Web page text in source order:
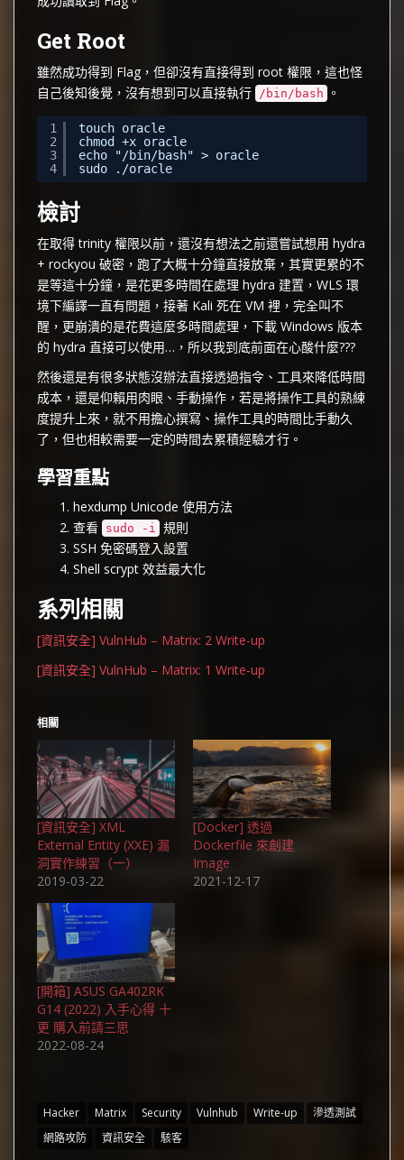
Get Root
雖然成功得到 Flag，但卻沒有直接得到 root 權限，這也怪
自己後知後覺，沒有想到可以直接執行 /bin/bash 。
1
2
3
4
touch oracle
chmod +x oracle
echo "/bin/bash" > oracle
sudo ./oracle
檢討
在取得 trinity 權限以前，還沒有想法之前還嘗試想用 hydra
+ rockyou 破密，跑了大概十分鐘直接放棄，其實更累的不
是等這十分鐘，是花更多時間在處理 hydra 建置，WLS 環
境下編譯一直有問題，接著 Kali 死在 VM 裡，完全叫不
醒，更崩潰的是花費這麼多時間處理，下載 Windows 版本
的 hydra 直接可以使用…，所以我到底前面在心酸什麼???
然後還是有很多狀態沒辦法直接透過指令、工具來降低時間
成本，還是仰賴用肉眼、手動操作，若是將操作工具的熟練
度提升上來，就不用擔心撰寫、操作工具的時間比手動久
了，但也相較需要一定的時間去累積經驗才行。
學習重點
hexdump Unicode 使用方法
查看 sudo -i 規則
SSH 免密碼登入設置
Shell scrypt 效益最大化
系列相關
[資訊安全] VulnHub – Matrix: 2 Write-up
[資訊安全] VulnHub – Matrix: 1 Write-up
相關
[資訊安全] XML
External Entity (XXE) 漏
洞實作練習（一）
2019-03-22
[Docker] 透過
Dockerfile 來創建
Image
2021-12-17
[開箱] ASUS GA402RK
G14 (2022) 入手心得 十
更 購入前請三思
2022-08-24
Hacker Matrix Security Vulnhub Write-up
滲透測試
網路攻防
資訊安全 駭客